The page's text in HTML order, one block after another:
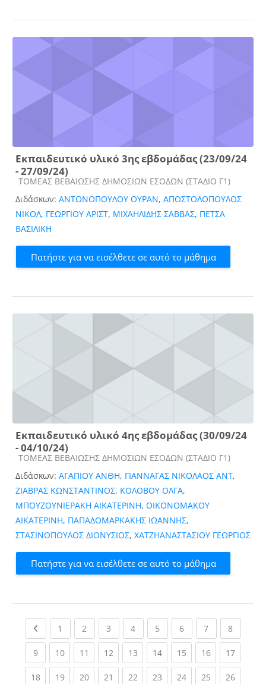
Εκπαιδευτικό υλικό 3ης εβδομάδας (23/09/24
- 27/09/24)
Κατηγορία μαθήματος
ΤΟΜΕΑΣ ΒΕΒΑΙΩΣΗΣ ΔΗΜΟΣΙΩΝ ΕΣΟΔΩΝ (ΣΤΑΔΙΟ Γ1)
Διδάσκων: ΑΝΤΩΝΟΠΟΥΛΟΥ ΟΥΡΑΝ, ΑΠΟΣΤΟΛΟΠΟΥΛΟΣ
ΝΙΚΟΛ, ΓΕΩΡΓΙΟΥ ΑΡΙΣΤ, ΜΙΧΑΗΛΙΔΗΣ ΣΑΒΒΑΣ, ΠΕΤΣΑ
ΒΑΣΙΛΙΚΗ
Πατήστε για να εισέλθετε σε αυτό το μάθημα
Εκπαιδευτικό υλικό 4ης εβδομάδας (30/09/24
- 04/10/24)
Κατηγορία μαθήματος
ΤΟΜΕΑΣ ΒΕΒΑΙΩΣΗΣ ΔΗΜΟΣΙΩΝ ΕΣΟΔΩΝ (ΣΤΑΔΙΟ Γ1)
Διδάσκων: ΑΓΑΠΙΟΥ ΑΝΘΗ, ΓΙΑΝΝΑΓΑΣ ΝΙΚΟΛΑΟΣ ΑΝΤ,
ΖΙΑΒΡΑΣ ΚΩΝΣΤΑΝΤΙΝΟΣ, ΚΟΛΟΒΟΥ ΟΛΓΑ,
ΜΠΟΥΖΟΥΝΙΕΡΑΚΗ ΑΙΚΑΤΕΡΙΝΗ, ΟΙΚΟΝΟΜΑΚΟΥ
ΑΙΚΑΤΕΡΙΝΗ, ΠΑΠΑΔΟΜΑΡΚΑΚΗΣ ΙΩΑΝΝΗΣ,
ΣΤΑΣΙΝΟΠΟΥΛΟΣ ΔΙΟΝΥΣΙΟΣ, ΧΑΤΖΗΑΝΑΣΤΑΣΙΟΥ ΓΕΩΡΓΙΟΣ
Πατήστε για να εισέλθετε σε αυτό το μάθημα
Previous page
1 (current)
2 (current)
3 (current)
4(current)
5 (current)
6(current)
7(current)
8(current)
9(current)
10(current)
11 (current)
12(current)
13(current)
14(current)
15(current)
16(current)
17
18(current)
19(current)
20(current)
21 (current)
22(current)
23(current)
24(current)
25(current)
26